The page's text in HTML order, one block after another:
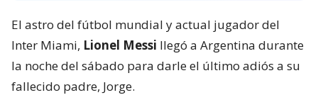
El astro del fútbol mundial y actual jugador del
Inter Miami, Lionel Messi llegó a Argentina durante
la noche del sábado para darle el último adiós a su
fallecido padre, Jorge.